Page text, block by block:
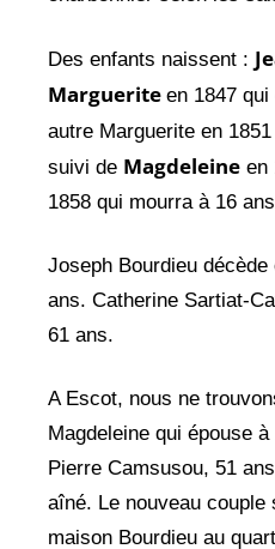
Des enfants naissent :
Marguerite en 1847
autre Marguerite en
suivi de Magdeleine en
1858 qui mourra à 16
Joseph Bourdieu
ans. Catherine Sartiat-
61 ans.
A Escot, nous ne
Magdeleine qui épouse
Pierre Camsusou, 51
aîné. Le nouveau couple
maison Bourdieu au